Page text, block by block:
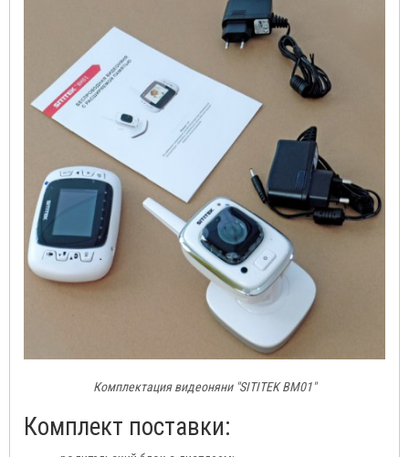
Комплектация видеоняни "SITITEK BM01"
Комплект поставки: